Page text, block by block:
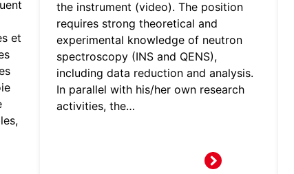
et
the instrument (video). The position
requires strong theoretical and
experimental knowledge of neutron
spectroscopy (INS and QENS),
including data reduction and analysis.
In parallel with his/her own research
activities, the…